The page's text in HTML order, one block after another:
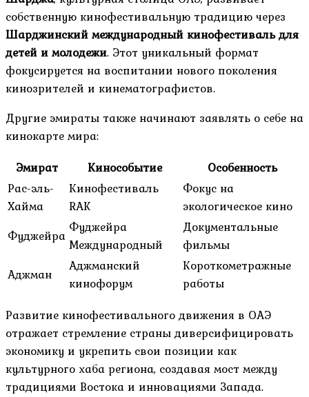
собственную кинофестивальную традицию через
Шарджинский международный кинофестиваль для
детей и молодежи. Этот уникальный формат
фокусируется на воспитании нового поколения
кинозрителей и кинематографистов.
Другие эмираты также начинают заявлять о себе на
кинокарте мира:
Эмират
Кинособытие
Особенность
Рас-эль-
Хайма
Кинофестиваль
RAK
Фокус на
экологическое кино
Фуджейра Фуджейра
Международный
Документальные
фильмы
Аджман
Аджманский
кинофорум
Короткометражные
работы
Развитие кинофестивального движения в ОАЭ
отражает стремление страны диверсифицировать
экономику и укрепить свои позиции как
культурного хаба региона, создавая мост между
традициями Востока и инновациями Запада.